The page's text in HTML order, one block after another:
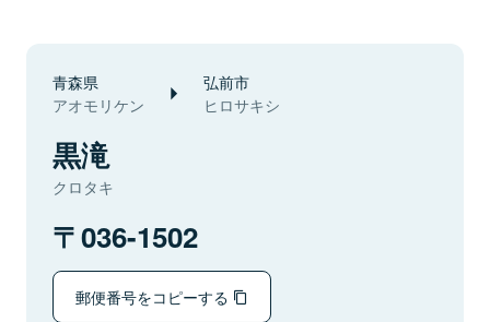
青森県
アオモリケン
弘前市
ヒロサキシ
黒滝
クロタキ
036-1502
郵便番号をコピーする